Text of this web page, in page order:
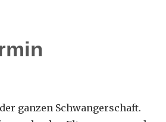
ganzen Schwangerschaft.